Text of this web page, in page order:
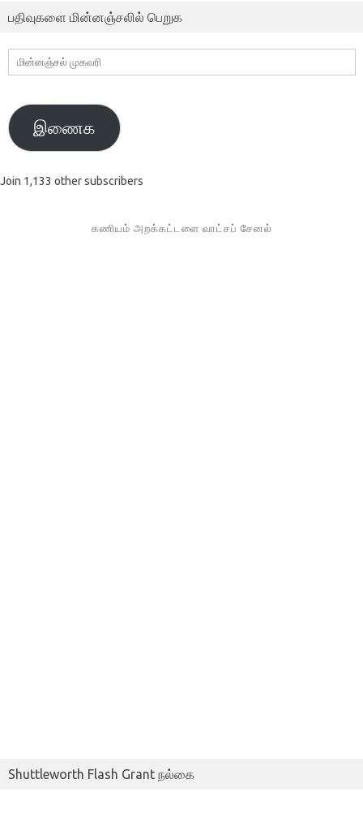
பதிவுகளை மின்னஞ்சலில் பெறுக
மின்னஞ்சல்
முகவரி
இணைக
Join 1,133 other subscribers
கணியம் அறக்கட்டளை வாட்சப் சேனல்
Shuttleworth Flash Grant நல்கை